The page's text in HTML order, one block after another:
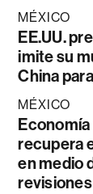
MÉXICO
EE.UU.
imite su
China
MÉXICO
recupera
en medio